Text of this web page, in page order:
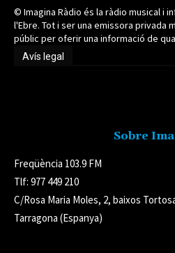
© Imagina Ràdio és la ràdio musical i
l'Ebre. Tot i ser una emissora privada
públic per oferir una informació de
Avís legal
Sobre
Freqüència 103.9 FM
Tlf: 977 449 210
C/Rosa Maria Moles, 2, baixos
Tarragona (Espanya)